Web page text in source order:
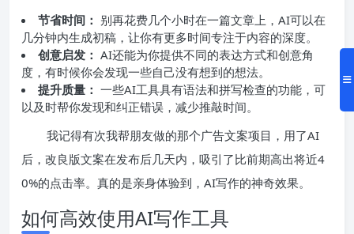
节省时间： 别再花费几个小时在一篇文章上，AI可以在
几分钟内生成初稿，让你有更多时间专注于内容的深度。
创意启发： AI还能为你提供不同的表达方式和创意角
度，有时候你会发现一些自己没有想到的想法。
提升质量： 一些AI工具具有语法和拼写检查的功能，可
以及时帮你发现和纠正错误，减少推敲时间。
我记得有次我帮朋友做的那个广告文案项目，用了AI
后，改良版文案在发布后几天内，吸引了比前期高出将近4
0%的点击率。真的是亲身体验到，AI写作的神奇效果。
如何高效使用AI写作工具